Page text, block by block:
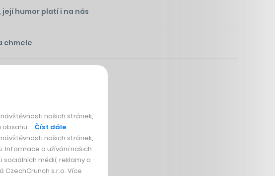
humor platí i na nás
chmele
ale chce mnohem víc
našich stránek,
obsahu … Číst dále
našich stránek,
Informace o užívání našich
médií, reklamy a
s.r.o. Více